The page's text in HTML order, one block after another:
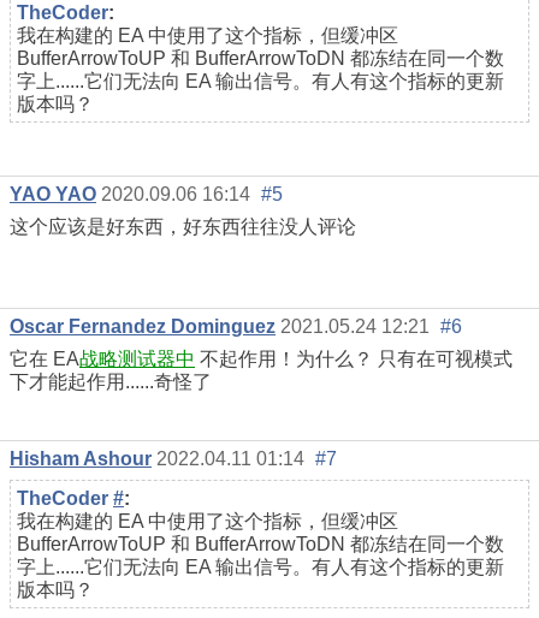
TheCoder:
我在构建的 EA 中使用了这个指标，但缓冲区
BufferArrowToUP 和 BufferArrowToDN 都冻结在同一个数
字上......它们无法向 EA 输出信号。有人有这个指标的更新
版本吗？
YAO YAO 2020.09.06 16:14 #5
这个应该是好东西，好东西往往没人评论
Oscar Fernandez Dominguez 2021.05.24 12:21 #6
它在 EA战略测试器中 不起作用！为什么？ 只有在可视模式
下才能起作用......奇怪了
Hisham Ashour 2022.04.11 01:14 #7
TheCoder #:
我在构建的 EA 中使用了这个指标，但缓冲区
BufferArrowToUP 和 BufferArrowToDN 都冻结在同一个数
字上......它们无法向 EA 输出信号。有人有这个指标的更新
版本吗？